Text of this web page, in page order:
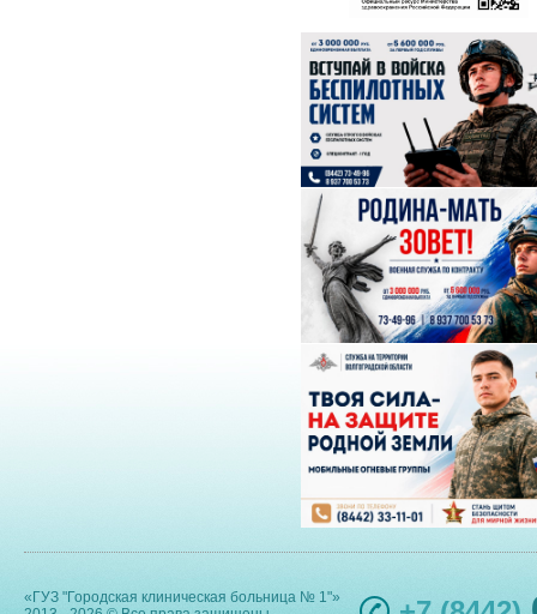
«ГУЗ "Городская клиническая больница № 1"»